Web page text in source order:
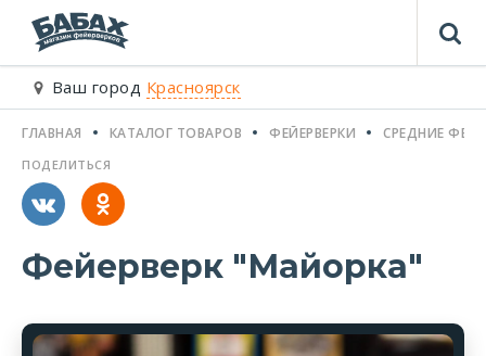
Ваш город Красноярск
ГЛАВНАЯ КАТАЛОГ ТОВАРОВ ФЕЙЕРВЕРКИ СРЕДНИЕ
Фейерверк "Майорка"
ПОДЕЛИТЬСЯ